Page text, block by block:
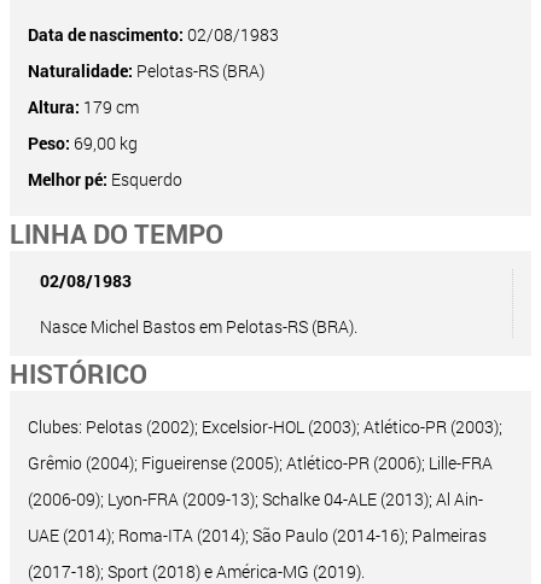
Data de nascimento: 02/08/1983
Naturalidade: Pelotas-RS (BRA)
Altura: 179 cm
Peso: 69,00 kg
Melhor pé: Esquerdo
LINHA DO TEMPO
02/08/1983
Nasce Michel Bastos em Pelotas-RS (BRA).
HISTÓRICO
Clubes: Pelotas (2002); Excelsior-HOL (2003); Atlético-PR (2003);
Grêmio (2004); Figueirense (2005); Atlético-PR (2006); Lille-FRA
(2006-09); Lyon-FRA (2009-13); Schalke 04-ALE (2013); Al Ain-
UAE (2014); Roma-ITA (2014); São Paulo (2014-16); Palmeiras
(2017-18); Sport (2018) e América-MG (2019).